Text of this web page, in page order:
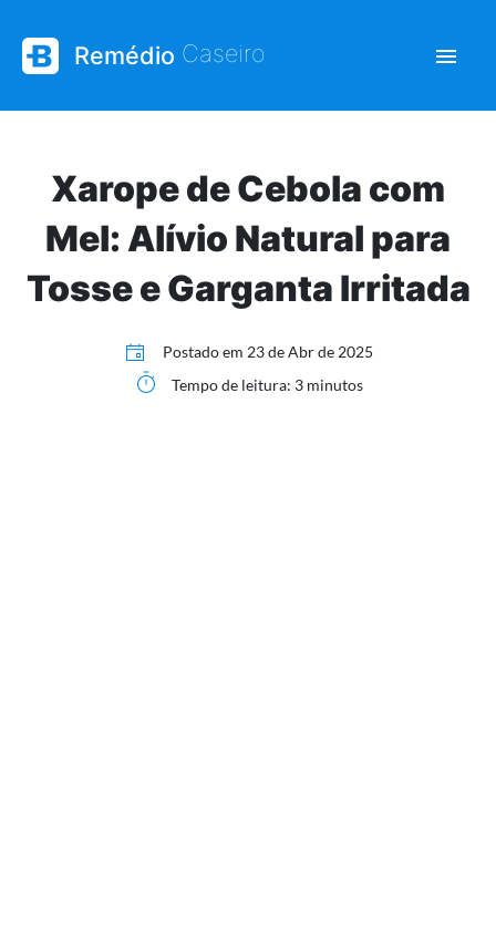
Remédio Caseiro | Saúde e bem-
Xarope de Cebola com
Mel: Alívio Natural para
Tosse e Garganta Irritada
Postado em 23 de Abr de 2025
Tempo de leitura: 3 minutos